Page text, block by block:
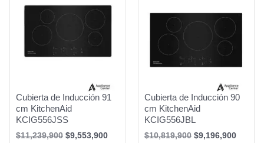
Cubierta de Inducción 91
cm KitchenAid
KCIG556JSS
$11,239,900 $9,553,900
Cubierta de Inducción 90
cm KitchenAid
KCIG556JBL
$10,819,900 $9,196,900